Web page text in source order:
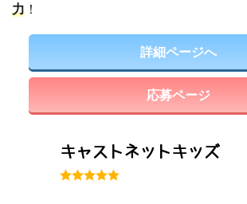
力 ！
詳細ページへ
応募ページ
キャストネットキッズ